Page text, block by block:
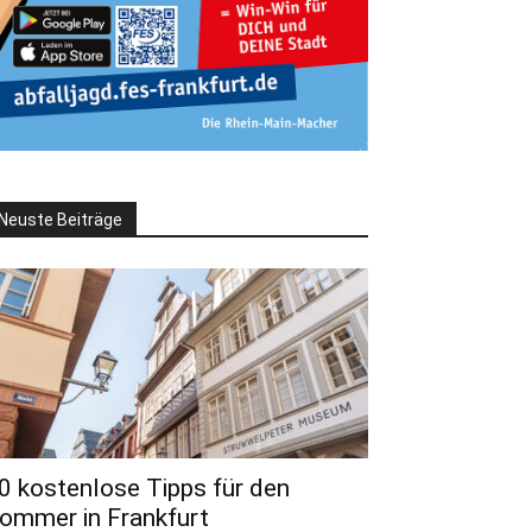
Beiträge
kostenlose Tipps für den
in Frankfurt